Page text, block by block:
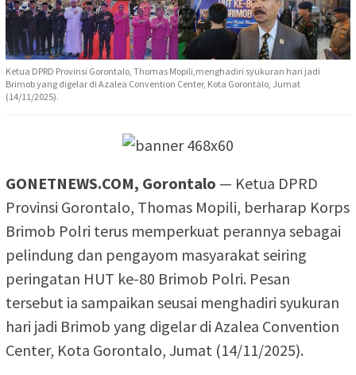
Ketua DPRD Provinsi Gorontalo, Thomas Mopili,menghadiri syukuran hari jadi
Brimob yang digelar di Azalea Convention Center, Kota Gorontalo, Jumat
(14/11/2025).
GONETNEWS.COM, Gorontalo — Ketua DPRD
Provinsi Gorontalo, Thomas Mopili, berharap Korps
Brimob Polri terus memperkuat perannya sebagai
pelindung dan pengayom masyarakat seiring
peringatan HUT ke-80 Brimob Polri. Pesan
tersebut ia sampaikan seusai menghadiri syukuran
hari jadi Brimob yang digelar di Azalea Convention
Center, Kota Gorontalo, Jumat (14/11/2025).